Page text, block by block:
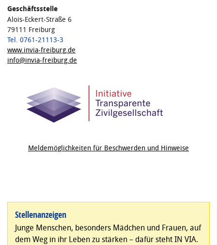
Geschäftsstelle
Alois-Eckert-Straße 6
79111 Freiburg
Tel. 0761-21113-3
www.invia-freiburg.de
info@invia-freiburg.de
Meldemöglichkeiten für Beschwerden und Hinweise
Stellenanzeigen
Junge Menschen, besonders Mädchen und Frauen, auf
dem Weg in ihr Leben zu stärken – dafür steht IN VIA.